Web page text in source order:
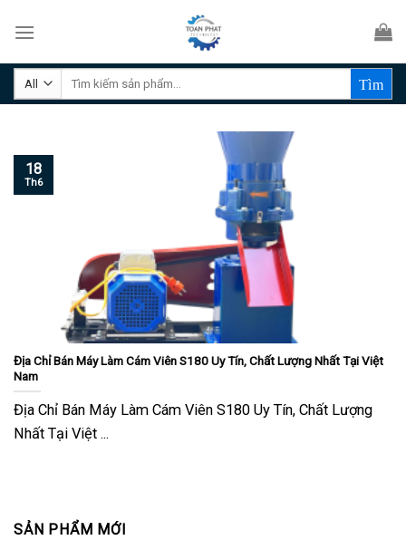
Tìm
SẢN PHẨM MỚI
Địa Chỉ Bán Máy Làm Cám Viên S180 Uy Tín, Chất Lượng Nhất Tại Việt
Nam
Địa Chỉ Bán Máy Làm Cám Viên S180 Uy Tín, Chất Lượng
Nhất Tại Việt ...
18
Th6